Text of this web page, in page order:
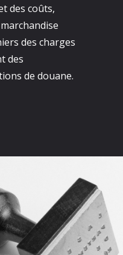
des coûts,
des charges
des
de douane.